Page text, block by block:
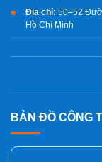
BẢN ĐỒ CÔNG
Địa chỉ: 50–52
Hồ Chí Minh